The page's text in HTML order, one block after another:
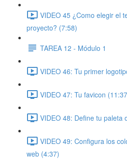
VIDEO 45 ¿Como elegir el
proyecto? (7:58)
TAREA 12 - Módulo 1
VIDEO 46: Tu primer
VIDEO 47: Tu favicon
VIDEO 48: Define tu paleta
VIDEO 49: Configura los
web (4:37)